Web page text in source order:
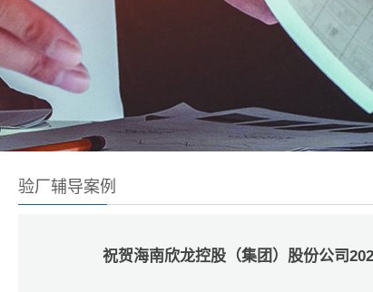
验厂辅导案例
祝贺海南欣龙控股（集团）股份公司